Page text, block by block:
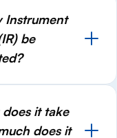
Instrument
be
it take
does it